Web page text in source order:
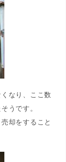
なり、ここ数
うです。
却をすること